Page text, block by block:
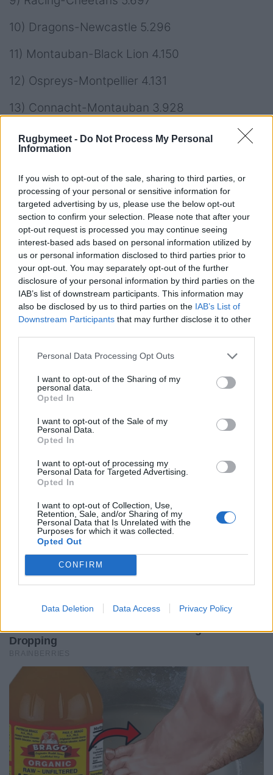
Rugbymeet - Do Not Process My Personal
Information
If you wish to opt-out of the sale, sharing to third parties, or
processing of your personal or sensitive information for
targeted advertising by us, please use the below opt-out
section to confirm your selection. Please note that after your
opt-out request is processed you may continue seeing
interest-based ads based on personal information utilized by
us or personal information disclosed to third parties prior to
your opt-out. You may separately opt-out of the further
disclosure of your personal information by third parties on the
IAB’s list of downstream participants. This information may
also be disclosed by us to third parties on the IAB’s List of
Downstream Participants that may further disclose it to other
Personal Data Processing Opt Outs
I want to opt-out of the Sharing of my
personal data.
Opted In
I want to opt-out of the Sale of my
Personal Data.
Opted In
I want to opt-out of processing my
Personal Data for Targeted Advertising.
Opted In
I want to opt-out of Collection, Use,
Retention, Sale, and/or Sharing of my
Personal Data that Is Unrelated with the
Purposes for which it was collected.
Opted Out
CONFIRM
Data Deletion Data Access Privacy Policy
10) Dragons-Newcastle 5.296
11) Montauban-Black Lion 4.150
12) Ospreys-Montpellier 4.131
13) Connacht-Montauban 3.928
14)Benetton -Dragons 3.748
16) Black Lion-Zebre2.123
17)Zebre-Ospreys 2.000